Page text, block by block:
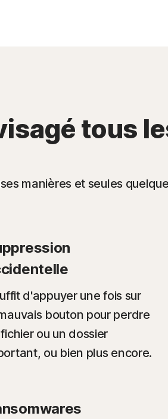
tous
manières et seules
d'appuyer une fois sur
bouton pour perdre
ou un dossier
ou bien plus encore.